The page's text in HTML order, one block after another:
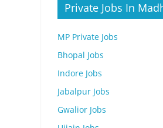
Private Jobs In
MP Private Jobs
Bhopal Jobs
Indore Jobs
Jabalpur Jobs
Gwalior Jobs